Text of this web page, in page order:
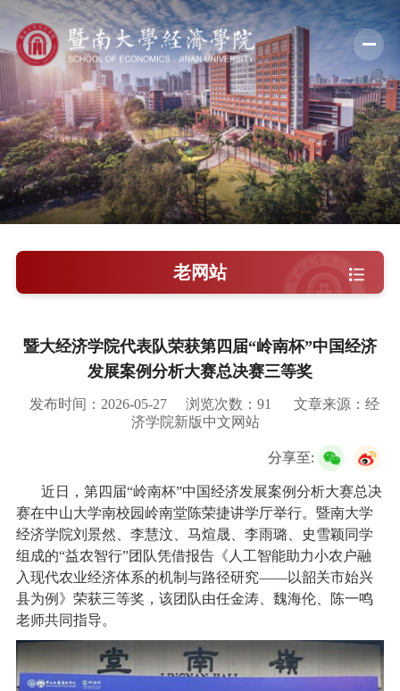
学院概况
新闻中心
师资队伍
科学研究
教学培养
学院党建
校友服务
老网站
暨大经济学院代表队荣获第四届“岭南杯”中国经济
发展案例分析大赛总决赛三等奖
发布时间：2026-05-27 浏览次数：91
文章来源：经
济学院新版中文网站
分享至:
近日，第四届“岭南杯”中国经济发展案例分析大赛总决
赛在中山大学南校园岭南堂陈荣捷讲学厅举行。暨南大学
经济学院刘景然、李慧汶、马煊晟、李雨璐、史雪颖同学
组成的“益农智行”团队凭借报告《人工智能助力小农户融
入现代农业经济体系的机制与路径研究——以韶关市始兴
县为例》荣获三等奖，该团队由任金涛、魏海伦、陈一鸣
老师共同指导。